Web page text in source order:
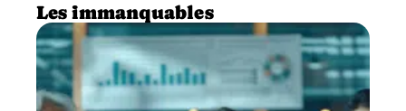
Les immanquables